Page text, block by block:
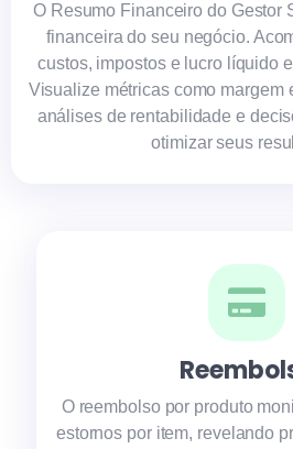
O Resumo Financeiro do Gestor
financeira do seu negócio.
custos, impostos e lucro líquido
Visualize métricas como margem
análises de rentabilidade e
otimizar seus
O reembolso por produto
estornos por item, revelando